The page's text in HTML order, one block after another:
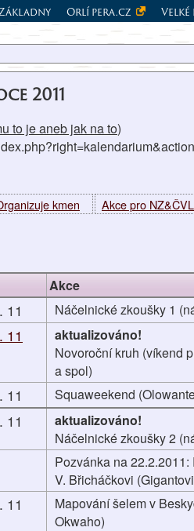
Orlí pera.cz
2011
to je aneb jak na to)
kmen Akce pro NZ&ČVL
Akce
11 Náčelnické zkoušky 1
11
aktualizováno!
Novoroční kruh (víkend
a spol)
11
Squaweekend
11
aktualizováno!
Náčelnické zkoušky 2
Pozvánka na
V. Břicháčkovi
11
Mapování šelem v
Okwaho)